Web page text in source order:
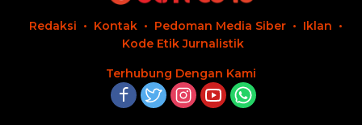
Redaksi Kontak Pedoman Media Siber
Iklan
Kode Etik Jurnalistik
Terhubung Dengan Kami